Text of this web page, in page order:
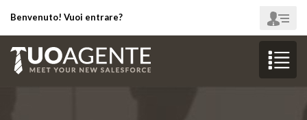
Benvenuto! Vuoi entrare?